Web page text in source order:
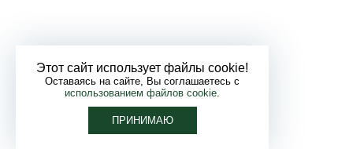
Этот сайт использует файлы cookie!
Оставаясь на сайте, Вы соглашаетесь с
использованием файлов cookie.
ПРИНИМАЮ